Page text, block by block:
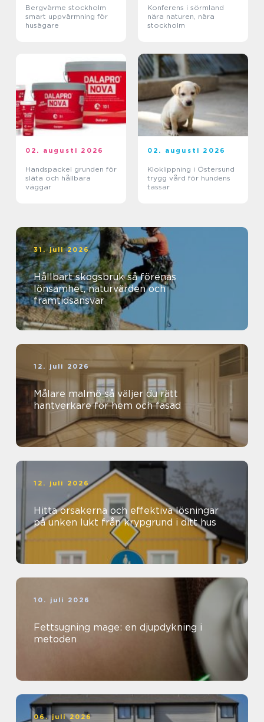
Bergvärme stockholm
smart uppvärmning för
husägare
Konferens i sörmland
nära naturen, nära
stockholm
02. augusti 2026
Handspackel grunden för
släta och hållbara
väggar
02. augusti 2026
Kloklippning i Östersund
trygg vård för hundens
tassar
31. juli 2026
Hållbart skogsbruk så förenas
lönsamhet, naturvärden och
framtidsansvar
12. juli 2026
Målare malmö så väljer du rätt
hantverkare för hem och fasad
12. juli 2026
Hitta orsakerna och effektiva lösningar
på unken lukt från krypgrund i ditt hus
10. juli 2026
Fettsugning mage: en djupdykning i
metoden
06. juli 2026